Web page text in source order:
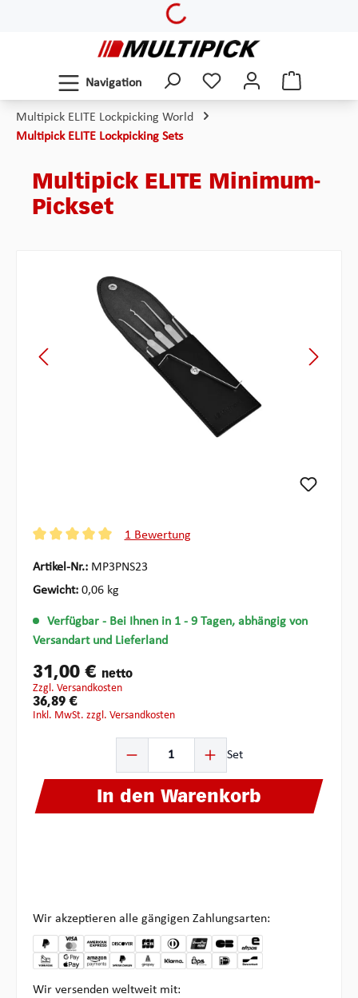
Loading...
Navigation
Multipick ELITE Lockpicking World
Multipick ELITE Lockpicking Sets
Multipick ELITE Minimum-
Pickset
Bildergalerie überspringen
1 Bewertung
Artikel-Nr.: MP3PNS23
Gewicht: 0,06 kg
Verfügbar - Bei Ihnen in 1 - 9 Tagen, abhängig von
Versandart und Lieferland
31,00 € netto
zzgl. Versandkosten
36,89 €
inkl. MwSt. zzgl. Versandkosten
Set
In den Warenkorb
Wir akzeptieren alle gängigen Zahlungsarten:
Wir versenden weltweit mit: